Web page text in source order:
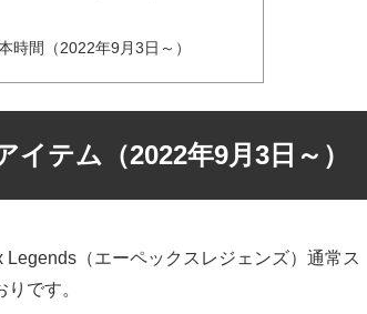
時間（2022年9月3日～）
イテム（2022年9月3日～）
（エーペックスレジェンズ）通常ス
です。